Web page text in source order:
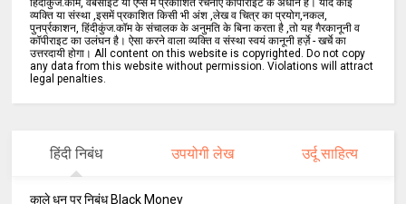
हिंदीकुंज.कॉम, वेबसाइट या एप्स में प्रकाशित रचनाएं कॉपीराइट के अधीन हैं। यदि कोई
व्यक्ति या संस्था ,इसमें प्रकाशित किसी भी अंश ,लेख व चित्र का प्रयोग,नकल,
पुनर्प्रकाशन, हिंदीकुंज.कॉम के संचालक के अनुमति के बिना करता है ,तो यह गैरकानूनी व
कॉपीराइट का उलंघन है। ऐसा करने वाला व्यक्ति व संस्था स्वयं कानूनी हर्ज़े - खर्चे का
उत्तरदायी होगा। All content on this website is copyrighted. Do not copy
any data from this website without permission. Violations will attract
legal penalties.
हिंदी निबंध उपयोगी लेख उर्दू साहित्य
काले धन पर निबंध Black Money